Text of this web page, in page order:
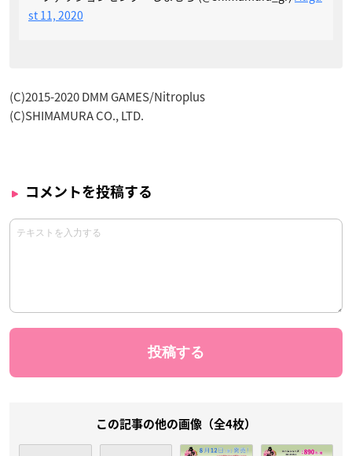
st 11, 2020
(C)2015-2020 DMM GAMES/Nitroplus
(C)SHIMAMURA CO., LTD.
コメントを投稿する
この記事の他の画像（全4枚）